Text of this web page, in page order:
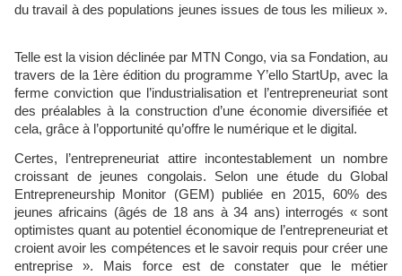
du travail à des populations jeunes issues de tous les milieux ».
Telle est la vision déclinée par MTN Congo, via sa Fondation, au
travers de la 1ère édition du programme Y’ello StartUp, avec la
ferme conviction que l’industrialisation et l’entrepreneuriat sont
des préalables à la construction d’une économie diversifiée et
cela, grâce à l’opportunité qu’offre le numérique et le digital.
Certes, l’entrepreneuriat attire incontestablement un nombre
croissant de jeunes congolais. Selon une étude du Global
Entrepreneurship Monitor (GEM) publiée en 2015, 60% des
jeunes africains (âgés de 18 ans à 34 ans) interrogés « sont
optimistes quant au potentiel économique de l’entrepreneuriat et
croient avoir les compétences et le savoir requis pour créer une
entreprise ». Mais force est de constater que le métier